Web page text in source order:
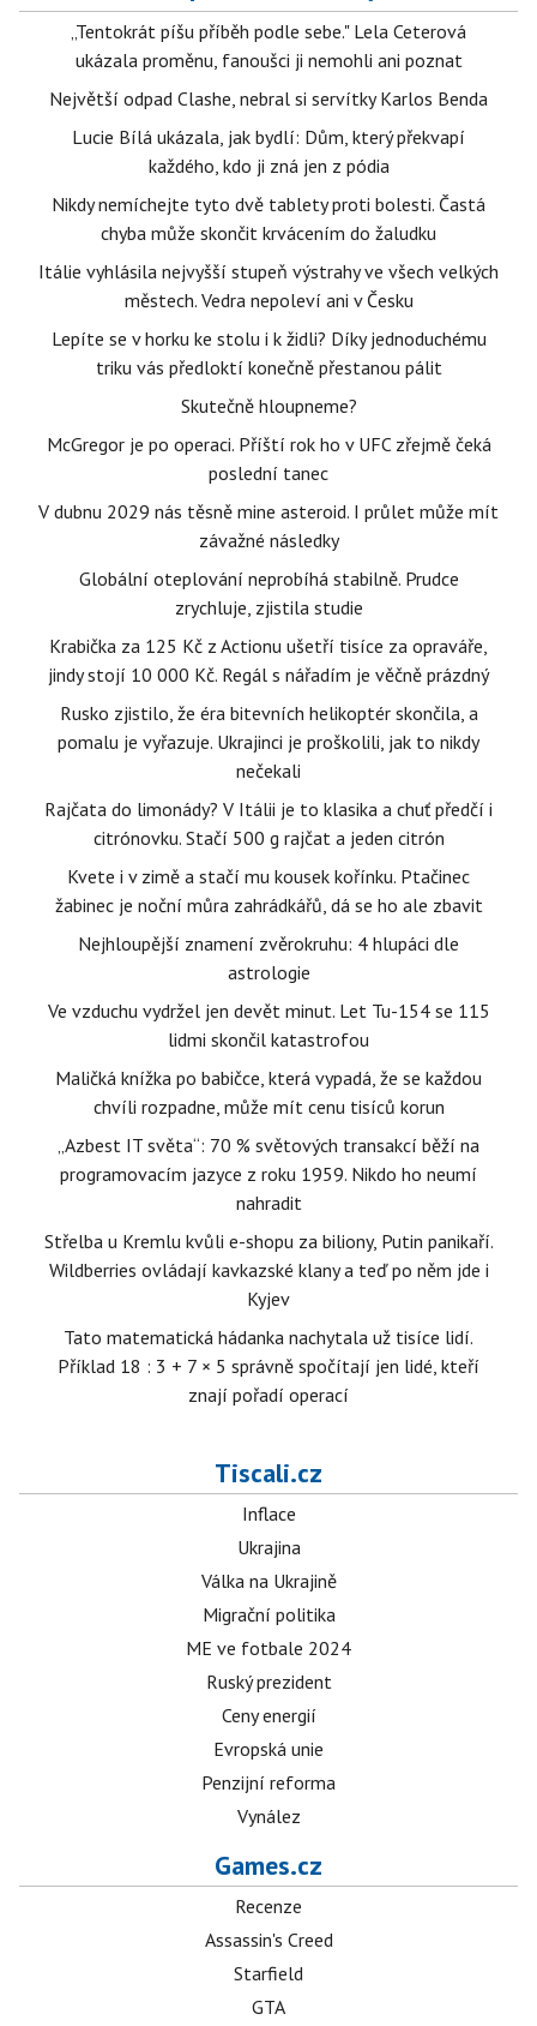
„Tentokrát píšu příběh podle sebe." Lela Ceterová
ukázala proměnu, fanoušci ji nemohli ani poznat
Největší odpad Clashe, nebral si servítky Karlos Benda
Lucie Bílá ukázala, jak bydlí: Dům, který překvapí
každého, kdo ji zná jen z pódia
Nikdy nemíchejte tyto dvě tablety proti bolesti. Častá
chyba může skončit krvácením do žaludku
Itálie vyhlásila nejvyšší stupeň výstrahy ve všech velkých
městech. Vedra nepoleví ani v Česku
Lepíte se v horku ke stolu i k židli? Díky jednoduchému
triku vás předloktí konečně přestanou pálit
Skutečně hloupneme?
McGregor je po operaci. Příští rok ho v UFC zřejmě čeká
poslední tanec
V dubnu 2029 nás těsně mine asteroid. I průlet může mít
závažné následky
Globální oteplování neprobíhá stabilně. Prudce
zrychluje, zjistila studie
Krabička za 125 Kč z Actionu ušetří tisíce za opraváře,
jindy stojí 10 000 Kč. Regál s nářadím je věčně prázdný
Rusko zjistilo, že éra bitevních helikoptér skončila, a
pomalu je vyřazuje. Ukrajinci je proškolili, jak to nikdy
nečekali
Rajčata do limonády? V Itálii je to klasika a chuť předčí i
citrónovku. Stačí 500 g rajčat a jeden citrón
Kvete i v zimě a stačí mu kousek kořínku. Ptačinec
žabinec je noční můra zahrádkářů, dá se ho ale zbavit
Nejhloupější znamení zvěrokruhu: 4 hlupáci dle
astrologie
Ve vzduchu vydržel jen devět minut. Let Tu-154 se 115
lidmi skončil katastrofou
Maličká knížka po babičce, která vypadá, že se každou
chvíli rozpadne, může mít cenu tisíců korun
„Azbest IT světa“: 70 % světových transakcí běží na
programovacím jazyce z roku 1959. Nikdo ho neumí
nahradit
Střelba u Kremlu kvůli e-shopu za biliony, Putin panikaří.
Wildberries ovládají kavkazské klany a teď po něm jde i
Kyjev
Tato matematická hádanka nachytala už tisíce lidí.
Příklad 18 : 3 + 7 × 5 správně spočítají jen lidé, kteří
znají pořadí operací
Tiscali.cz
Inflace
Ukrajina
Válka na Ukrajině
Migrační politika
ME ve fotbale 2024
Ruský prezident
Ceny energií
Evropská unie
Penzijní reforma
Vynález
Games.cz
Recenze
Assassin's Creed
Starfield
GTA